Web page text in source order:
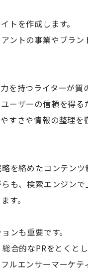
トを作成します。
ントの事業やブラン
を持つライターが質
ーザーの信頼を得る
すさや情報の整理を
を絡めたコンテンツ
も、検索エンジンで
す。
ンも重要です。
合的なPRをとくとし
ルエンサーマーケテ